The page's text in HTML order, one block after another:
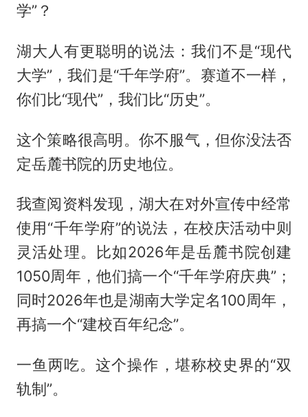
学”？
湖大人有更聪明的说法：我们不是“现代
大学”，我们是“千年学府”。赛道不一样，
你们比“现代”，我们比“历史”。
这个策略很高明。你不服气，但你没法否
定岳麓书院的历史地位。
我查阅资料发现，湖大在对外宣传中经常
使用“千年学府”的说法，在校庆活动中则
灵活处理。比如2026年是岳麓书院创建
1050周年，他们搞一个“千年学府庆典”；
同时2026年也是湖南大学定名100周年，
再搞一个“建校百年纪念”。
一鱼两吃。这个操作，堪称校史界的“双
轨制”。